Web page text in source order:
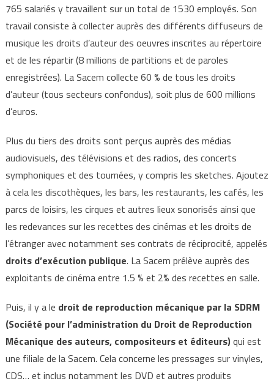
765 salariés y travaillent sur un total de 1530 employés. Son
travail consiste à collecter auprès des différents diffuseurs de
musique les droits d’auteur des oeuvres inscrites au répertoire
et de les répartir (8 millions de partitions et de paroles
enregistrées). La Sacem collecte 60 % de tous les droits
d’auteur (tous secteurs confondus), soit plus de 600 millions
d’euros.
Plus du tiers des droits sont perçus auprès des médias
audiovisuels, des télévisions et des radios, des concerts
symphoniques et des tournées, y compris les sketches. Ajoutez
à cela les discothèques, les bars, les restaurants, les cafés, les
parcs de loisirs, les cirques et autres lieux sonorisés ainsi que
les redevances sur les recettes des cinémas et les droits de
l’étranger avec notamment ses contrats de réciprocité, appelés
droits d’exécution publique. La Sacem prélève auprès des
exploitants de cinéma entre 1.5 % et 2% des recettes en salle.
Puis, il y a le droit de reproduction mécanique par la SDRM
(Société pour l’administration du Droit de Reproduction
Mécanique des auteurs, compositeurs et éditeurs)qui est
une filiale de la Sacem. Cela concerne les pressages sur vinyles,
CDS… et inclus notamment les DVD et autres produits